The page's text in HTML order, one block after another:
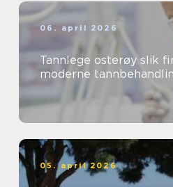
06. april 2026
Tannlege osterøy slik finner du trygg og
moderne
05. april 2026